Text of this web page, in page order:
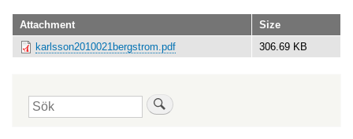
Attachment
Size
karlsson2010021bergstrom.pdf
306.69 KB
Sök